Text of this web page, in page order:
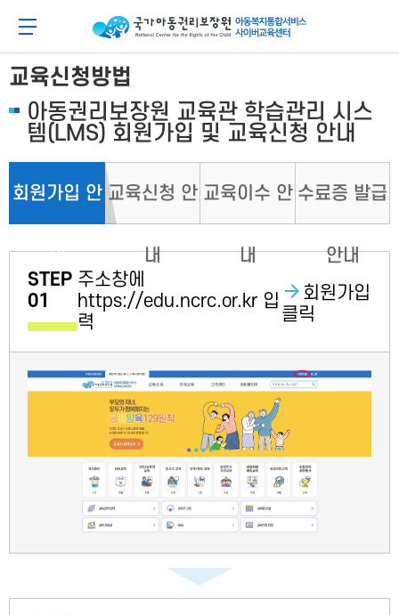
로
가
기
로
가
기
메뉴 버튼
아동이 행복한 세상 아동권리보장원 아동복지통합
교육신청방법
아동권리보장원 교육관 학습관리 시스
템(LMS) 회원가입 및 교육신청 안내
회원가입 안
내
교육신청 안
내
교육이수 안
내
수료증 발급
안내
STEP
01
주소창에
https://edu.ncrc.or.kr 입
력
회원가입
클릭